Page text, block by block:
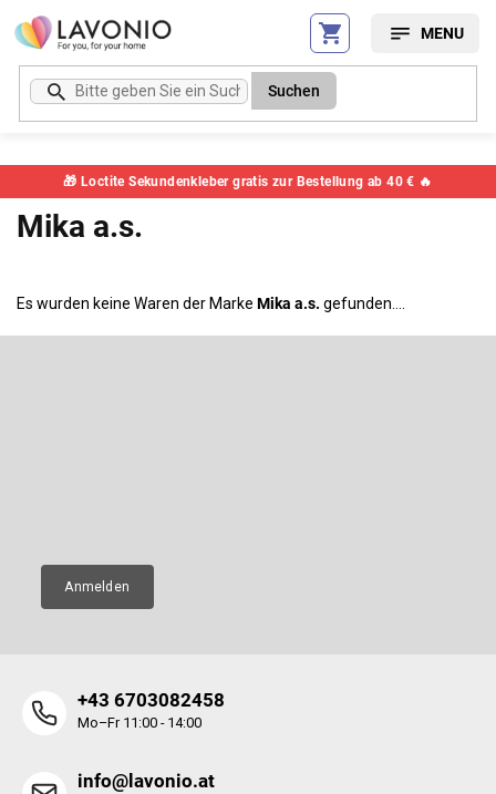
Zum
Inhalt
springen
🎁 Loctite Sekundenkleber gratis zur Bestellung ab 40 € 🔥
Suchen
Mika a.s.
Es wurden keine Waren der Marke Mika a.s. gefunden....
Anmelden
+43 6703082458
Mo–Fr 11:00 - 14:00
info@lavonio.at